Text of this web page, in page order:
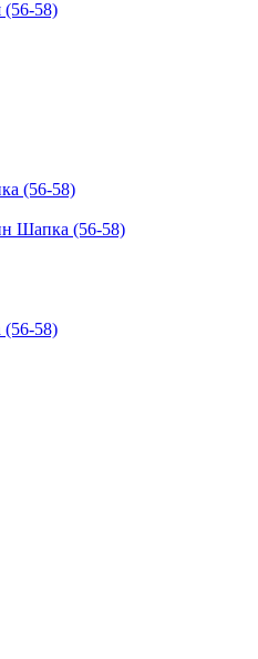
(56-58)
Шапка (56-58)
58)